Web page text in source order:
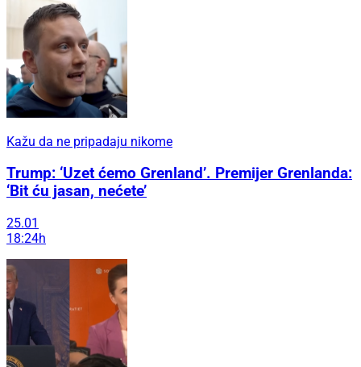
Kažu da ne pripadaju nikome
Trump: ‘Uzet ćemo Grenland’. Premijer Grenlanda:
‘Bit ću jasan, nećete’
25.01
18:24h